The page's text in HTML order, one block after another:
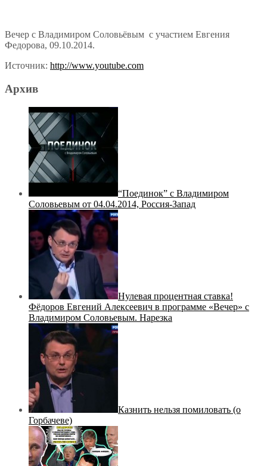
Вечер с Владимиром Соловьёвым с участием Евгения
Федорова, 09.10.2014.
Источник: http://www.youtube.com
Архив
“Поединок” с Владимиром
Соловьевым от 04.04.2014, Россия-Запад
Нулевая процентная ставка!
Фёдоров Евгений Алексеевич в программе «Вечер» с
Владимиром Соловьевым. Нарезка
Казнить нельзя помиловать (о
Горбачеве)